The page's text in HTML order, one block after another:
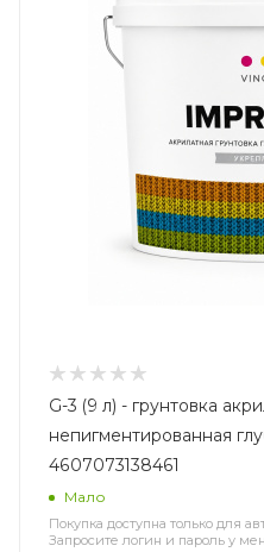
G-3 (9 л) - грунтовка
непигментированная
4607073138461
Мало
Покупка доступна только для
Запросите логин и пароль у